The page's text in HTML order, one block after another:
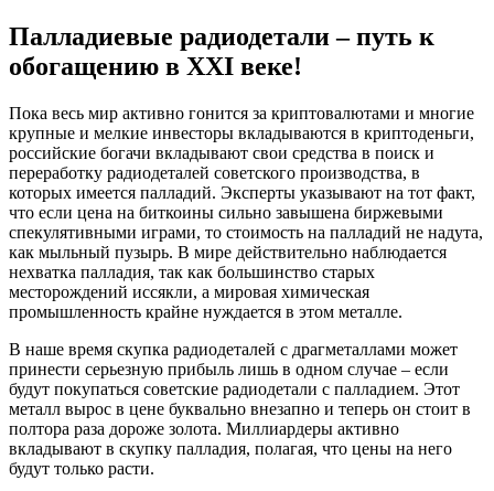
Палладиевые радиодетали – путь к
обогащению в XXI веке!
Пока весь мир активно гонится за криптовалютами и многие
крупные и мелкие инвесторы вкладываются в криптоденьги,
российские богачи вкладывают свои средства в поиск и
переработку радиодеталей советского производства, в
которых имеется палладий. Эксперты указывают на тот факт,
что если цена на биткоины сильно завышена биржевыми
спекулятивными играми, то стоимость на палладий не надута,
как мыльный пузырь. В мире действительно наблюдается
нехватка палладия, так как большинство старых
месторождений иссякли, а мировая химическая
промышленность крайне нуждается в этом металле.
В наше время скупка радиодеталей с драгметаллами может
принести серьезную прибыль лишь в одном случае – если
будут покупаться советские радиодетали с палладием. Этот
металл вырос в цене буквально внезапно и теперь он стоит в
полтора раза дороже золота. Миллиардеры активно
вкладывают в скупку палладия, полагая, что цены на него
будут только расти.